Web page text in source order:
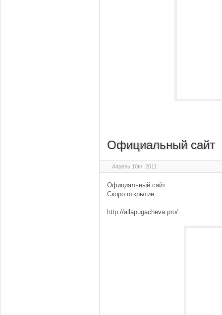
Официальный сайт
Апрель 10th, 2011
Официальный сайт.
Скоро открытие.
http://allapugacheva.pro/